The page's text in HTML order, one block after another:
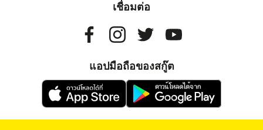
เชื่อมต่อ
แอปมือถือของสกู๊ต